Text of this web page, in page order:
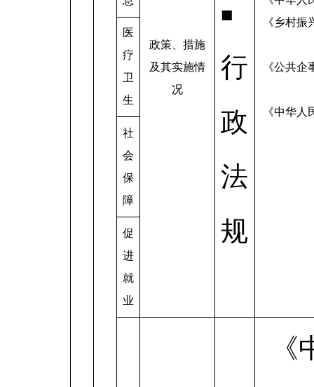
政策、措施
及其实施情
况
■
行
政
法
规
《乡村
《公共
《中华
医
疗
卫
生
社
会
保
障
促
进
就
业